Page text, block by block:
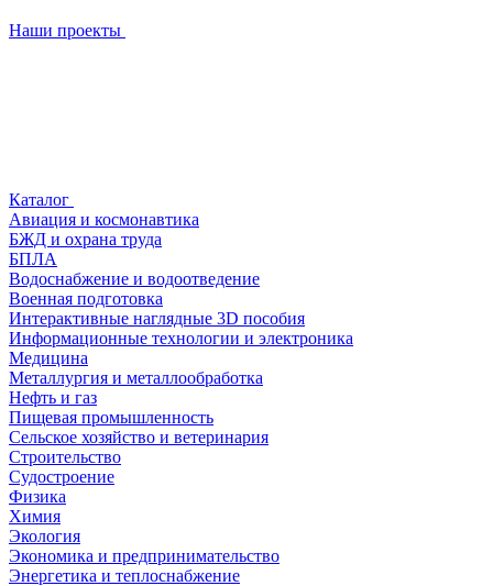
Наши проекты
Каталог
Авиация и космонавтика
БЖД и охрана труда
БПЛА
Водоснабжение и водоотведение
Военная подготовка
Интерактивные наглядные 3D пособия
Информационные технологии и электроника
Медицина
Металлургия и металлообработка
Нефть и газ
Пищевая промышленность
Сельское хозяйство и ветеринария
Строительство
Судостроение
Физика
Химия
Экология
Экономика и предпринимательство
Энергетика и теплоснабжение